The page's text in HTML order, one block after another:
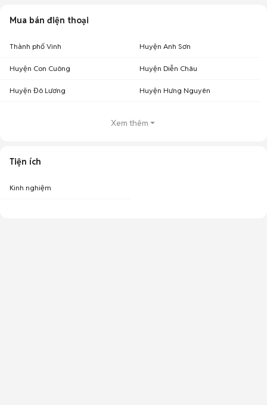
Mua bán điện thoại
Thành phố Vinh Huyện Anh Sơn
Huyện Con Cuông Huyện Diễn Châu
Huyện Đô Lương Huyện Hưng Nguyên
Xem thêm
Tiện ích
Kinh nghiệm